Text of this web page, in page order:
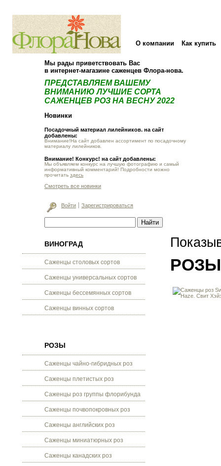
О компании Как купить
Мы рады приветствовать Вас
в интернет-магазине саженцев Флора-нова.
ПРЕДСТАВЛЯЕМ ВАШЕМУ
ВНИМАНИЮ ЛУЧШИЕ СОРТА
САЖЕНЦЕВ РОЗ НА ВЕСНУ 2022
Новинки
Посадочный материал лилейников. на сайт
добавлены:
Внимание!На сайт добавлен ассортимент по посадочному
материалу лилейников.
Внимание! Конкурс! на сайт добавлены:
Мы объявляем конкурс на лучшую фотографию и самый
информативный комментарий! Подробности можно
прочитать здесь
Смотреть все новинки
Войти Зарегистрироваться
ВИНОГРАД
Саженцы столовых сортов
Саженцы универсальных сортов
Саженцы бессемянных сортов
Саженцы винных сортов
РОЗЫ
Саженцы чайно-гибридных роз
Саженцы плетистых роз
Саженцы роз группы флорибунда
Саженцы почвопокровных роз
Саженцы английских роз
Саженцы миниатюрных роз
Саженцы канадских роз
РОЗЫ